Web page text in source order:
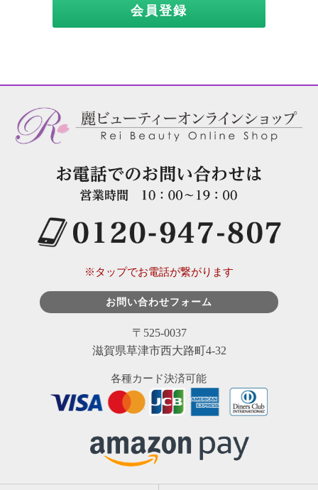
会員登録
※タップでお電話が繋がります
お問い合わせフォーム
〒525-0037
滋賀県草津市西大路町4-32
各種カード決済可能